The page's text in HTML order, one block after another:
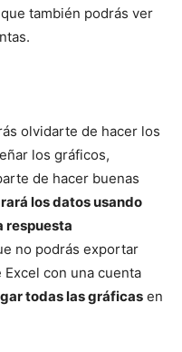
también podrás ver
olvidarte de hacer los
los gráficos,
de hacer buenas
los datos usando
respuesta
no podrás exportar
con una cuenta
todas las gráficas en